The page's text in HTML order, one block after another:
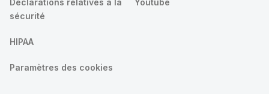
Déclarations relatives à la
sécurité
HIPAA
Paramètres des cookies
Youtube